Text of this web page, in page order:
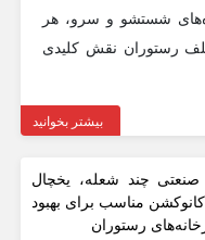
شستشو و سرو، هر
رستوران نقش کلیدی
بیشتر بخوانید